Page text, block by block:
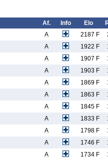
Af. Info Elo
A 2187 F
A 1922 F
A 1907 F
A 1903 F
A 1869 F
A 1863 F
A 1845 F
A 1833 F
A 1798 F
A 1746 F
A 1734 F